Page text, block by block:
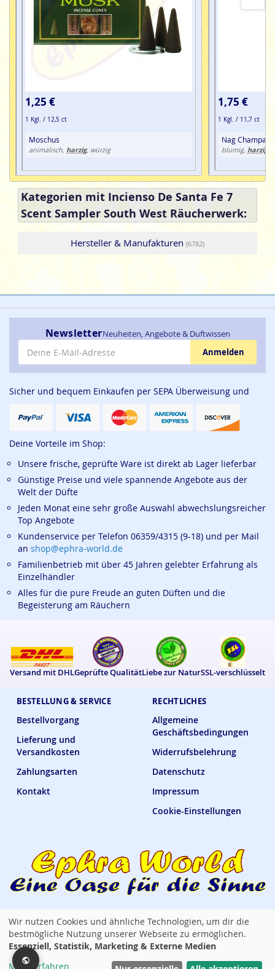
DE SANTA FEwünscht Dir Ephra World Shop
1,25 €
1 Kgl. / 12,5 ct
Moschus
animalisch, harzig, würzig
1,75 €
1 Kgl. / 11,7 ct
Nag Champa
blumig, harzig
Kategorien mit Incienso De Santa Fe 7
Scent Sampler South West Räucherwerk:
Hersteller & Manufakturen (6782)
BESTELLUNG & SERVICE
Bestellvorgang
Lieferung und
Versandkosten
Zahlungsarten
Kontakt
RECHTLICHES
Allgemeine
Geschäftsbedingungen
Widerrufsbelehrung
Datenschutz
Impressum
Cookie-Einstellungen
NewsletterNeuheiten, Angebote & Duftwissen
E-Mail-Adresse
Anmelden
Sicher und bequem Einkaufen per SEPA Überweisung und
Deine Vorteile im Shop:
Unsere frische, geprüfte Ware ist direkt ab Lager lieferbar
Günstige Preise und viele spannende Angebote aus der
Welt der Düfte
Jeden Monat eine sehr große Auswahl abwechslungsreicher
Top Angebote
Kundenservice per Telefon 06359/4315 (9-18) und per Mail
an shop@ephra-world.de
Familienbetrieb mit über 45 Jahren gelebter Erfahrung als
Einzelhändler
Alles für die pure Freude an guten Düften und die
Begeisterung am Räuchern
Versand mit DHLGeprüfte QualitätLiebe zur NaturSSL-verschlüsselt
Ephra World Shop —verbindet · versorgt · verwöhnt
Copyright © 2014 - 2026 Ephra World. Alle Rechte vorbehalten. / All rights
reserved. Powered by Lemmy Tauer
Wir nutzen Cookies und ähnliche Technologien, um dir die
bestmögliche Nutzung unserer Webseite zu ermöglichen.
Essenziell, Statistik, Marketing & Externe Medien
Mehr erfahren